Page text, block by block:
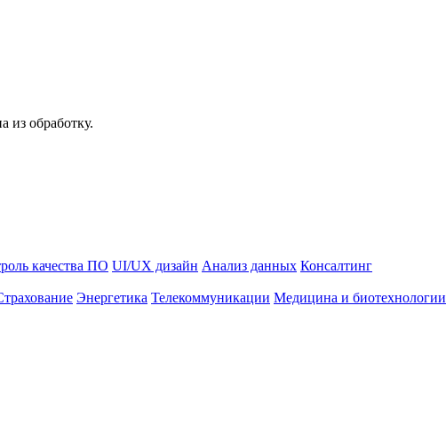
из обработку.
качества ПО UI/UX дизайн Анализ данных Консалтинг
Энергетика Телекоммуникации Медицина и биотехнологии